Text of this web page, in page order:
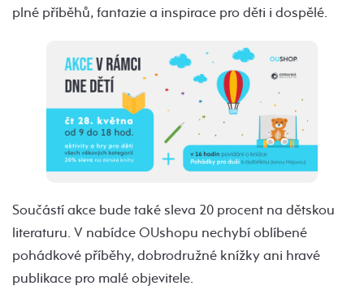
plné příběhů, fantazie a inspirace pro děti i dospělé.
Součástí akce bude také sleva 20 procent na dětskou
literaturu. V nabídce OUshopu nechybí oblíbené
pohádkové příběhy, dobrodružné knížky ani hravé
publikace pro malé objevitele.